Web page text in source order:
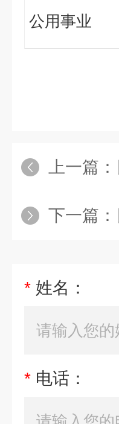
公用事业
上一篇：
下一篇：
* 姓名：
* 电话：